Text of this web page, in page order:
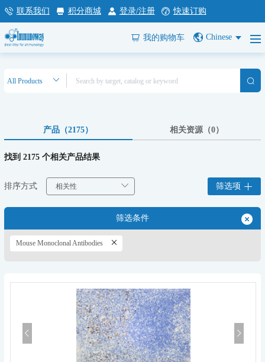
联系我们 积分商城 登录/注册 快速订购
我的购物车 Chinese
产品（2175） 相关资源（0）
找到 2175 个相关产品结果
排序方式 筛选项
筛选条件
Mouse Monoclonal Antibodies